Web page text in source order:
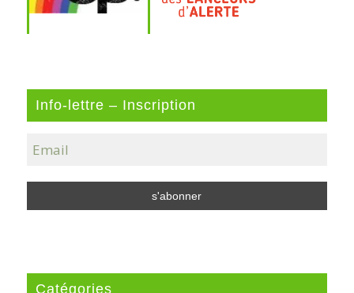
Info-lettre – Inscription
Catégories